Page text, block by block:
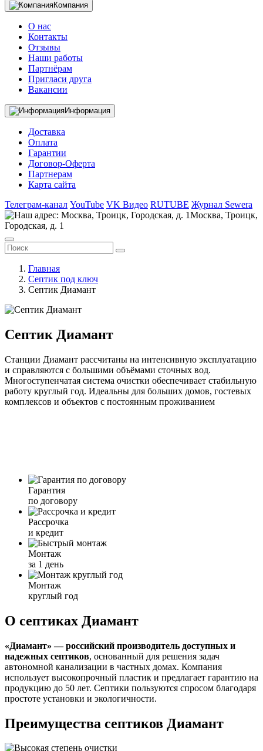
Компания
О нас
Контакты
Отзывы
Наши работы
Партнёрам
Пригласи друга
Вакансии
Информация
Доставка
Оплата
Гарантии
Договор-Оферта
Партнерам
Карта сайта
Телеграм-канал YouTube VK Видео RUTUBE Журнал Sewera
Москва, Троицк,
Городская, д. 1
Главная
Септик под ключ
Септик Диамант
Септик Диамант
Станции Диамант рассчитаны на интенсивную эксплуатацию
и справляются с большими объёмами сточных вод.
Многоступенчатая система очистки обеспечивает стабильную
работу круглый год. Идеальны для больших домов, гостевых
комплексов и объектов с постоянным проживанием
Гарантия
по договору
Рассрочка
и кредит
Монтаж
за 1 день
Монтаж
круглый год
О септиках Диамант
«Диамант» — российский производитель доступных и
надежных септиков, основанный для решения задач
автономной канализации в частных домах. Компания
использует высокопрочный пластик и предлагает гарантию на
продукцию до 50 лет. Септики пользуются спросом благодаря
простоте установки и экологичности.
Преимущества септиков Диамант